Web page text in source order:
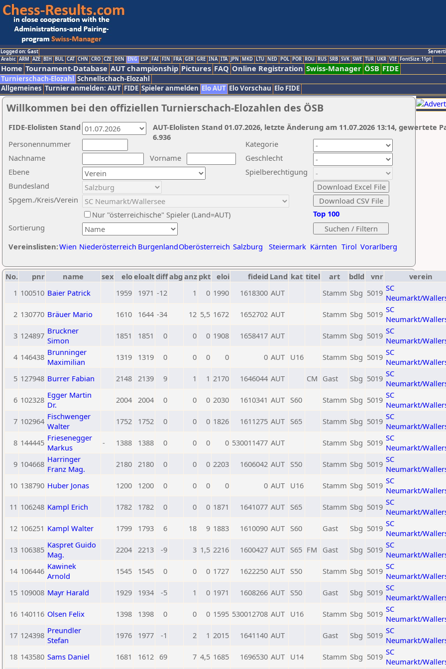
Logged on: Gast
Arabic ARM AZE BIH BUL CAT CHN CRO CZE DEN ENG ESP FAI FIN FRA GER GRE INA ITA JPN MKD LTU NED POL POR ROU RUS SRB SVK SWE TUR UKR VIE FontSize:11pt
Home Tournament-Database AUT championship Pictures FAQ Online Registration Swiss-Manager ÖSB FIDE
Turnierschach-Elozahl Schnellschach-Elozahl
Allgemeines Turnier anmelden: AUT FIDE Spieler anmelden Elo AUT Elo Vorschau Elo FIDE
Willkommen bei den offiziellen Turnierschach-Elozahlen des ÖSB
Nachname
Vorname
Ebene
Kategorie
Sortierung
Personennummer
Bundesland
Spgem./Kreis/Verein
Geschlecht
Nur "österreichische" Spieler (Land=AUT)
Spielberechtigung
Vereinslisten:Wien Niederösterreich BurgenlandOberösterreich Salzburg Steiermark Kärnten Tirol Vorarlberg
Top 100
AUT-Elolisten Stand 01.07.2026, letzte Änderung am 11.07.2026 13:14, gewertete
6.936
FIDE-Elolisten Stand
No. pnr name sex eloeloaltdiffabg anz pkt eloi fideid Land kat titel art bdld vnr
verein
1 100510 Baier Patrick 1959 1971 -12 1 0 1990 1618300 AUT Stamm Sbg 5019 SC
Neumarkt/
2 130770 Bräuer Mario 1610 1644 -34 12 5,5 1672 1652702 AUT Stamm Sbg 5019 SC
Neumarkt/
3 124897 Bruckner
Simon
1851 1851 0 0 0 1908 1658417 AUT Stamm Sbg 5019 SC
Neumarkt/
4 146438 Brunninger
Maximilian
1319 1319 0 0 0 0 0 AUT U16 Stamm Sbg 5019 SC
Neumarkt/
5 127948 Burrer Fabian 2148 2139 9 1 1 2170 1646044 AUT CM Gast Sbg 5019 SC
Neumarkt/
6 102328 Egger Martin
Dr.
2004 2004 0 0 0 2030 1610341 AUT S60 Stamm Sbg 5019 SC
Neumarkt/
7 102964 Fischwenger
Walter
1752 1752 0 0 0 1826 1611275 AUT S65 Stamm Sbg 5019 SC
Neumarkt/
8 144445 Friesenegger
Markus
- 1388 1388 0 0 0 0 530011477 AUT Stamm Sbg 5019 SC
Neumarkt/
9 104668 Harringer
Franz Mag.
2180 2180 0 0 0 2203 1606042 AUT S50 Stamm Sbg 5019 SC
Neumarkt/
10 138790 Huber Jonas 1200 1200 0 0 0 0 0 AUT U16 Stamm Sbg 5019 SC
Neumarkt/
11 106248 Kampl Erich 1782 1782 0 0 0 1871 1641077 AUT S65 Stamm Sbg 5019 SC
Neumarkt/
12 106251 Kampl Walter 1799 1793 6 18 9 1883 1610090 AUT S60 Gast Sbg 5019 SC
Neumarkt/
13 106385 Kaspret Guido
Mag.
2204 2213 -9 3 1,5 2216 1600427 AUT S65 FM Gast Sbg 5019 SC
Neumarkt/
14 106446 Kawinek
Arnold
1545 1545 0 0 0 1727 1622250 AUT S50 Stamm Sbg 5019 SC
Neumarkt/
15 109008 Mayr Harald 1929 1934 -5 1 0 1971 1608266 AUT S50 Gast Sbg 5019 SC
Neumarkt/
16 140116 Olsen Felix 1398 1398 0 0 0 1595 530012708 AUT U16 Stamm Sbg 5019 SC
Neumarkt/
17 124398 Preundler
Stefan
1976 1977 -1 2 1 2015 1641140 AUT Gast Sbg 5019 SC
Neumarkt/
18 143580 Sams Daniel 1681 1612 69 7 4,5 1685 1696530 AUT U14 Stamm Sbg 5019 SC
Neumarkt/